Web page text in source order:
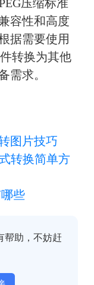
压缩标准
容性和高度
据需要使用
转换为其他
需求。
图片技巧
转换简单方
些
帮助，不妨赶